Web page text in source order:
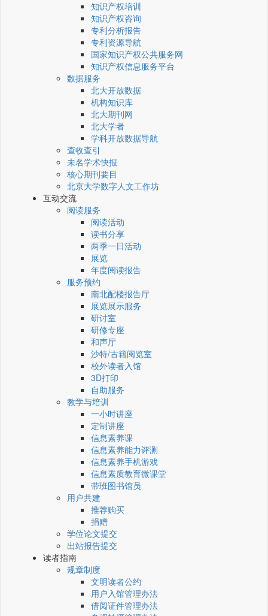
知识产权培训
知识产权咨询
专利分析报告
专利资源导航
国家知识产权公共服务网
知识产权信息服务平台
数据服务
北大开放数据
机构知识库
北大期刊网
北大学者
学科开放数据导航
查收查引
未名学术快报
核心期刊要目
北京大学数字人文工作坊
互动交流
阅读服务
阅读活动
读书分享
两季一日活动
展览
年度阅读报告
服务预约
南北配楼报告厅
展览展示服务
研讨室
研修专座
和声厅
沙特/古籍阅览室
校外读者入馆
3D打印
自助服务
教学与培训
一小时讲座
定制讲座
信息素养课
信息素养能力评测
信息素养手机游戏
信息素质教育微课堂
带班图书馆员
用户共建
推荐购买
捐赠
学位论文提交
出站报告提交
读者指南
规章制度
文明读者公约
用户入馆管理办法
借阅证件管理办法